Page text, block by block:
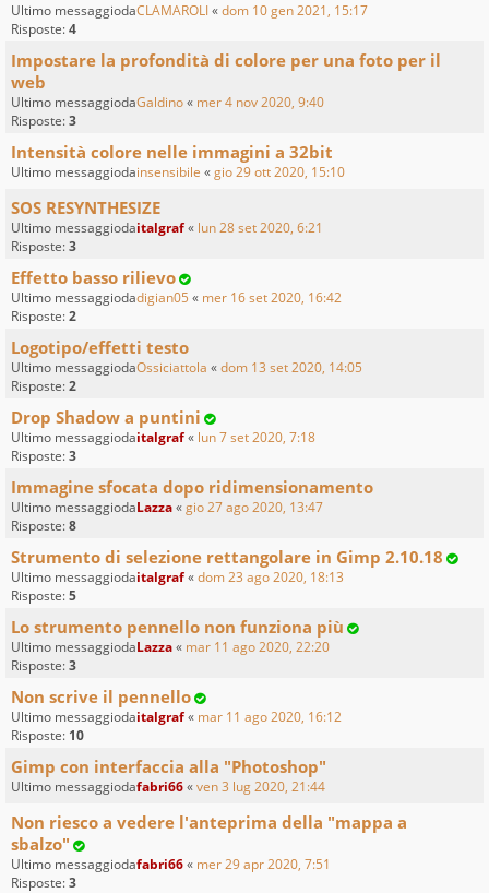
Ultimo messaggiodaCLAMAROLI«dom 10 gen 2021, 15:17
Risposte:4
Impostare la profondità di colore per una foto per il
web
Ultimo messaggiodaGaldino« mer 4 nov 2020, 9:40
Risposte:3
Intensità colore nelle immagini a 32bit
Ultimo messaggiodainsensibile «gio 29 ott 2020, 15:10
SOS RESYNTHESIZE
Ultimo messaggiodaitalgraf« lun 28 set 2020, 6:21
Risposte:3
Effetto basso rilievo
Ultimo messaggiodadigian05 « mer 16 set 2020, 16:42
Risposte:2
Logotipo/effetti testo
Ultimo messaggiodaOssiciattola «dom 13 set 2020, 14:05
Risposte:2
Drop Shadow a puntini
Ultimo messaggiodaitalgraf« lun 7 set 2020, 7:18
Risposte:3
Immagine sfocata dopo ridimensionamento
Ultimo messaggiodaLazza«gio 27 ago 2020, 13:47
Risposte:8
Strumento di selezione rettangolare in Gimp 2.10.18
Ultimo messaggiodaitalgraf«dom 23 ago 2020, 18:13
Risposte:5
Lo strumento pennello non funziona più
Ultimo messaggiodaLazza« mar 11 ago 2020, 22:20
Risposte:3
Non scrive il pennello
Ultimo messaggiodaitalgraf« mar 11 ago 2020, 16:12
Risposte: 10
Gimp con interfaccia alla "Photoshop"
Ultimo messaggiodafabri66«ven 3 lug 2020, 21:44
Non riesco a vedere l'anteprima della "mappa a
sbalzo"
Ultimo messaggiodafabri66« mer 29 apr 2020, 7:51
Risposte:3